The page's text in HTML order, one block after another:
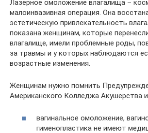
Лазерное омоложение влагалища –
малоинвазивная операция. Она
эстетическую привлекательность
показана женщинам, которые
влагалище, имели проблемные роды,
за травмы и у которых наблюдаются
возрастные изменения.
Женщинам нужно помнить
Американского Колледжа Акушерства и
вагинальное омоложение,
гименопластика не имеют